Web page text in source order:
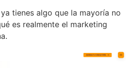
tienes algo que la mayoría no
es realmente el marketing